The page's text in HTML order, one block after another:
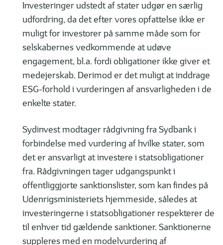
Investeringer udstedt af stater udgør en særlig
udfordring, da det efter vores opfattelse ikke er
muligt for investorer på samme måde som for
selskabernes vedkommende at udøve
engagement, bl.a. fordi obligationer ikke giver et
medejerskab. Derimod er det muligt at inddrage
ESG-forhold i vurderingen af ansvarligheden i de
enkelte stater.
Sydinvest modtager rådgivning fra Sydbank i
forbindelse med vurdering af hvilke stater, som
det er ansvarligt at investere i statsobligationer
fra. Rådgivningen tager udgangspunkt i
offentliggjorte sanktionslister, som kan findes på
Udenrigsministeriets hjemmeside, således at
investeringerne i statsobligationer respekterer de
til enhver tid gældende sanktioner. Sanktionerne
suppleres med en modelvurdering af